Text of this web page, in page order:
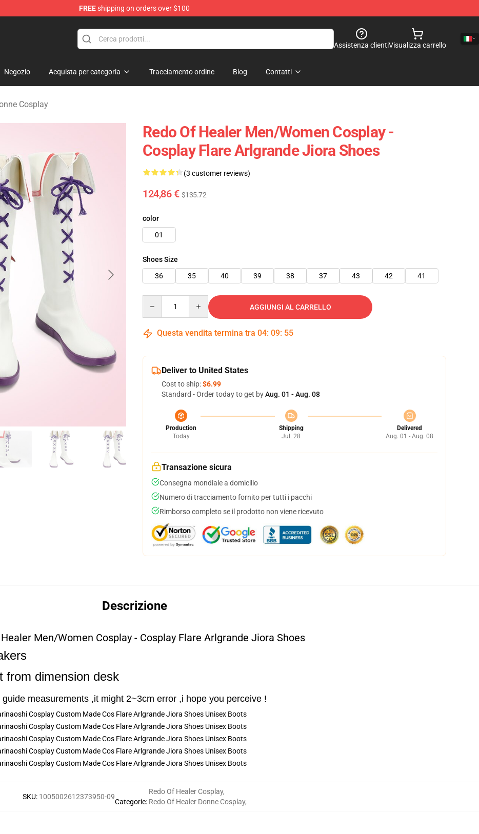
FREEshipping on orders over $100
Assistenza clientiVisualizza carrello
Negozio Acquista per categoria Tracciamento ordine Blog Contatti
Cosplay
Redo Of Healer Men/Women Cosplay -
Cosplay Flare Arlgrande Jiora Shoes
(3 customer reviews)
124,86 € $135.72
color
01
Shoes Size
36
35 40 39 38 37 43 42 41
AGGIUNGI AL CARRELLO
Questa vendita termina tra 04: 09: 54
Deliver to United States
Cost to ship:$6.99
Standard - Order today to get byAug. 01 - Aug. 08
Production
Today
Shipping
Jul. 28
Delivered
Aug. 01 - Aug. 08
Transazione sicura
Consegna mondiale a domicilio
Numero di tracciamento fornito per tutti i pacchi
Rimborso completo se il prodotto non viene ricevuto
Descrizione
Men/Women Cosplay - Cosplay Flare Arlgrande Jiora Shoes
from dimension desk
measurements ,it might 2~3cm error ,i hope you perceive !
SKU: 1005002612373950-09
Categorie:
Redo Of Healer Cosplay,
Redo Of Healer Donne Cosplay,